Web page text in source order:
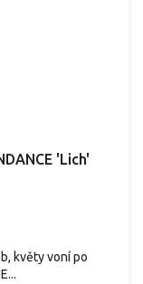
'Lich'
květy voní po